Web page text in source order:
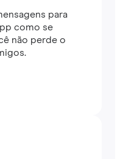
para
como se
não perde o